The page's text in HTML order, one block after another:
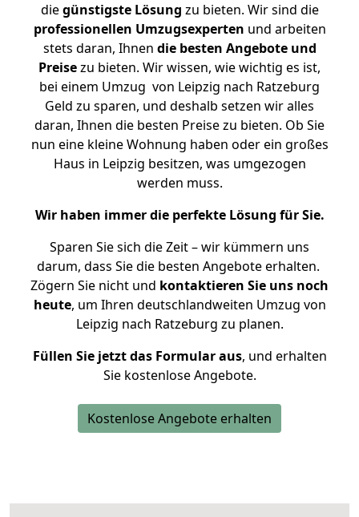
diegünstigste Lösung zu bieten. Wir sind die
professionellen Umzugsexperten und arbeiten
stets daran, Ihnen die besten Angebote und
Preisezu bieten. Wir wissen, wie wichtig es ist,
bei einem Umzug von Leipzig nach Ratzeburg
Geld zu sparen, und deshalb setzen wir alles
daran, Ihnen die besten Preise zu bieten. Ob Sie
nun eine kleine Wohnung haben oder ein großes
Haus in Leipzig besitzen, was umgezogen
werden muss.
Wir haben immer die perfekte Lösung für Sie.
Sparen Sie sich die Zeit – wir kümmern uns
darum, dass Sie die besten Angebote erhalten.
Zögern Sie nicht und kontaktieren Sie uns noch
heute, um Ihren deutschlandweiten Umzug von
Leipzig nach Ratzeburg zu planen.
Füllen Sie jetzt das Formular aus, und erhalten
Sie kostenlose Angebote.
Kostenlose Angebote erhalten